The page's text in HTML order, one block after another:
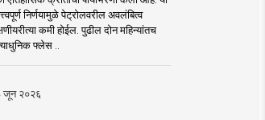
निर्णयामुळे पेट्रोलवरील अवलंबित्व
कमी होईल. पुढील दोन महिन्यांतच
फ्लेस ..
जून २०२६